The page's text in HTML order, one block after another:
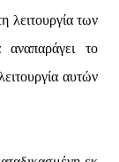
λειτουργία των
το
αυτών